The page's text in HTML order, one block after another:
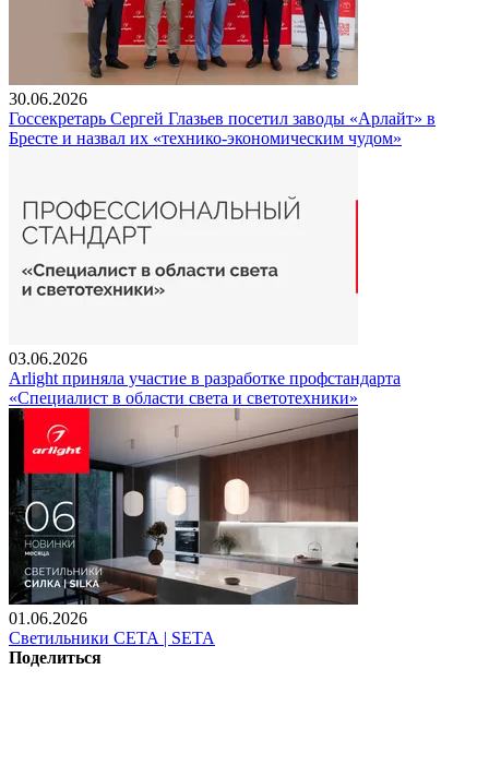
30.06.2026
Госсекретарь Сергей Глазьев посетил заводы «Арлайт» в
Бресте и назвал их «технико-экономическим чудом»
03.06.2026
Arlight приняла участие в разработке профстандарта
«Специалист в области света и светотехники»
01.06.2026
Светильники СЕТА | SETA
Поделиться